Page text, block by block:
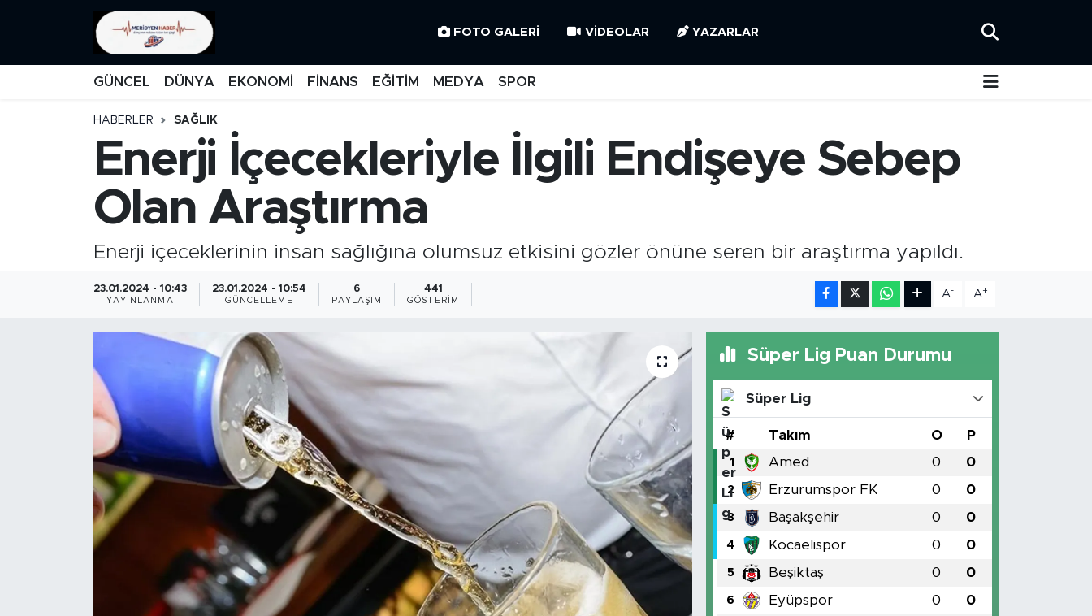
FOTO GALERI VIDEOLAR YAZARLAR
GÜNCEL DÜNYA EKONOMİ FİNANS EĞİTİM MEDYA SPOR
HABERLER SAĞLIK
Enerji İçecekleriyle İlgili Endişeye Sebep
Olan Araştırma
Enerji içeceklerinin insan sağlığına olumsuz etkisini gözler önüne seren bir araştırma yapıldı.
23.01.2024 - 10:43
YAYINLANMA
23.01.2024 - 10:54
GÜNCELLEME
6
PAYLAŞIM
441
GÖSTERIM
A- A+
Süper Lig Puan Durumu
Süper Lig
# Takım O P
1 Amed 0 0
2 Erzurumspor FK 0 0
3 Başakşehir 0 0
4 Kocaelispor 0 0
5 Beşiktaş 0 0
6 Eyüpspor 0 0
MANŞET
BİLİM-TEKNOLOJİ
RÖPÖRTAJ
ANALİZ
NOSTALJİ
İstanbul Namaz Vakitleri
Trafik Durumu
Süper Lig Puan Durumu ve Fikstür